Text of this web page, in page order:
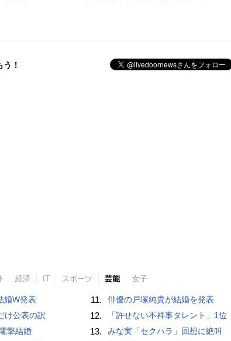
！
経済 IT スポーツ 芸能 女子
婚W発表
け公表の訳
撃結婚
11. 俳優の戸塚純貴が結婚を発表
12. 「許せない不祥事タレント」1位
13. みな実「セクハラ」回想に絶叫